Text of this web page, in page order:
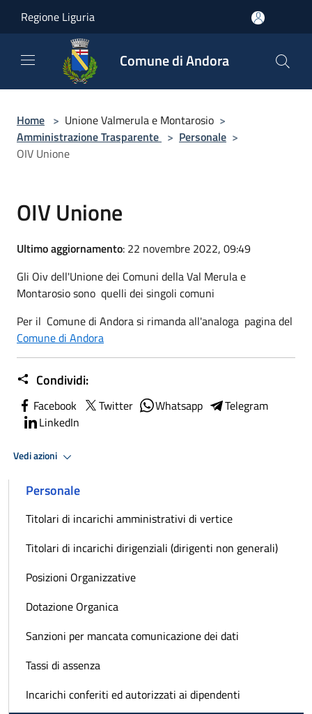
Regione Liguria
Comune di Andora
Home > Unione Valmerula e Montarosio >
Amministrazione Trasparente > Personale >
OIV Unione
OIV Unione
Ultimo aggiornamento: 22 novembre 2022, 09:49
Gli Oiv dell'Unione dei Comuni della Val Merula e
Montarosio sono quelli dei singoli comuni
Per il Comune di Andora si rimanda all'analoga pagina del
Comune di Andora
Condividi:
Facebook Twitter Whatsapp
Telegram
LinkedIn
Vedi azioni
Personale
Titolari di incarichi amministrativi di vertice
Titolari di incarichi dirigenziali (dirigenti non generali)
Posizioni Organizzative
Dotazione Organica
Sanzioni per mancata comunicazione dei dati
Tassi di assenza
Incarichi conferiti ed autorizzati ai dipendenti